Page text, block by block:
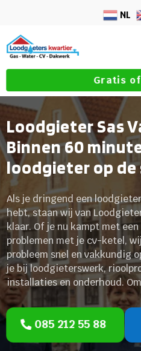
NL
Gratis
Loodgieter Sas
Binnen 60
loodgieter op de
Als je dringend een
hebt, staan wij van
klaar. Of je nu kampt met
problemen met je cv-ketel,
probleem snel en vakkundig
je bij loodgieterswerk,
installaties en onderhoud.
085 212 55 88